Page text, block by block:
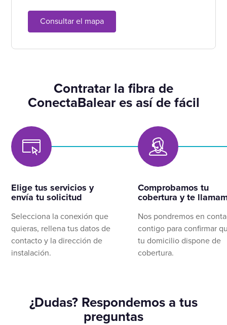
Consultar el mapa
Contratar la fibra de
ConectaBalear es así de fácil
Elige tus servicios y
envía tu solicitud
Selecciona la conexión que
quieras, rellena tus datos de
contacto y la dirección de
instalación.
Comprobamos tu
cobertura y te
Nos pondremos en
contigo para confirmar
tu domicilio dispone de
cobertura.
¿Dudas? Respondemos a tus
preguntas